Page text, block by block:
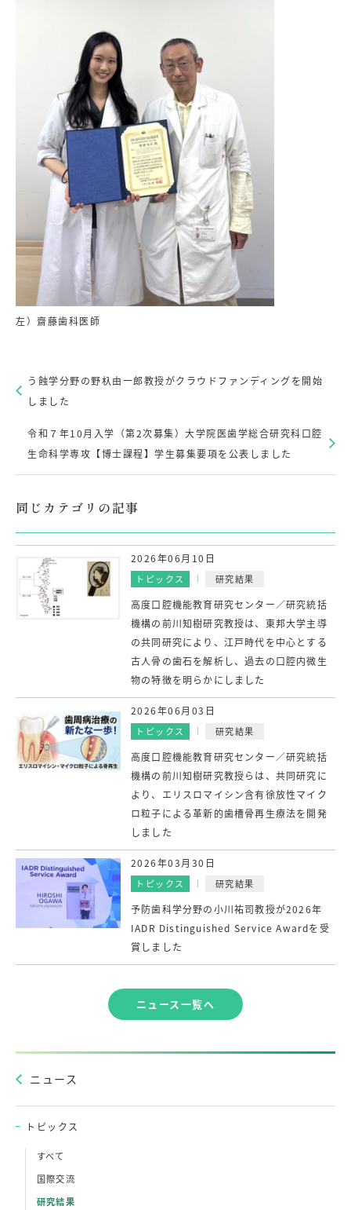
左）齋藤歯科医師
う蝕学分野の野杁由一郎教授がクラウドファンディングを開始
しました
令和７年10月入学（第2次募集）大学院医歯学総合研究科口腔
生命科学専攻【博士課程】学生募集要項を公表しました
同じカテゴリの記事
2026年06月10日
トピックス 研究結果
高度口腔機能教育研究センター／研究統括
機構の前川知樹研究教授は、東邦大学主導
の共同研究により、江戸時代を中心とする
古人骨の歯石を解析し、過去の口腔内微生
物の特徴を明らかにしました
2026年06月03日
トピックス 研究結果
高度口腔機能教育研究センター／研究統括
機構の前川知樹研究教授らは、共同研究に
より、エリスロマイシン含有徐放性マイク
ロ粒子による革新的歯槽骨再生療法を開発
しました
2026年03月30日
トピックス 研究結果
予防歯科学分野の小川祐司教授が2026年
IADR Distinguished Service Awardを受
賞しました
ニュース一覧へ
ニュース
トピックス
すべて
国際交流
研究結果